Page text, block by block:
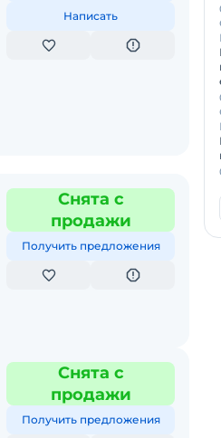
Написать
Снята с
продажи
Получить предложения
Снята с
продажи
Получить предложения